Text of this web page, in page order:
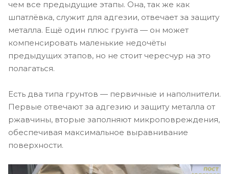
чем все предыдущие этапы. Она, так же как
шпатлёвка, служит для адгезии, отвечает за защиту
металла. Ещё один плюс грунта — он может
компенсировать маленькие недочёты
предыдущих этапов, но не стоит чересчур на это
полагаться.
Есть два типа грунтов — первичные и наполнители.
Первые отвечают за адгезию и защиту металла от
ржавчины, вторые заполняют микроповреждения,
обеспечивая максимальное выравнивание
поверхности.